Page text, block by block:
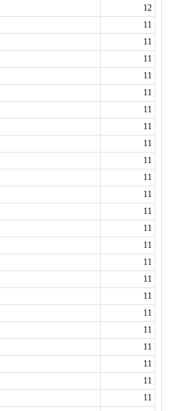
12
11
11
11
11
11
11
11
11
11
11
11
11
11
11
11
11
11
11
11
11
11
11
11